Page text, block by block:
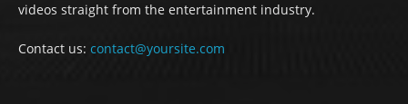
videos straight from the entertainment industry.
Contact us: contact@yoursite.com